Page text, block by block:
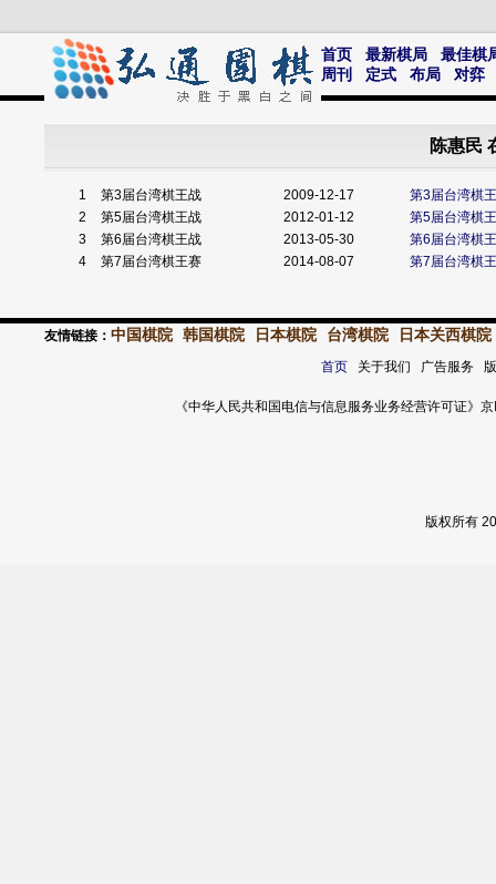
首页 最新棋局
最佳棋
周刊
定式 布局 对弈
陈惠民
1 第3届台湾棋王战 2009-12-17
第3届台湾棋
2
第5届台湾棋王战 2012-01-12
第5届台湾棋
3
第6届台湾棋王战 2013-05-30
第6届台湾棋
4
第7届台湾棋王赛 2014-08-07 第7届台湾棋
友情链接： 中国棋院 韩国棋院 日本棋院 台湾棋院 日本关西棋院
首页关于我们 广告服务
《中华人民共和国电信与信息服务业务经营许可证
版权所有